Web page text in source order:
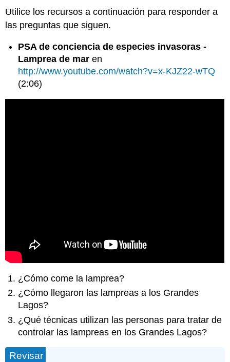
Utilice los recursos a continuación para responder a
las preguntas que siguen.
PSA de conciencia de especies invasoras -
Lamprea de mar en
http://www.youtube.com/watch?v=x-KJZ22-wTQ
(2:06)
¿Cómo come la lamprea?
¿Cómo llegaron las lampreas a los Grandes
Lagos?
¿Qué técnicas utilizan las personas para tratar de
controlar las lampreas en los Grandes Lagos?
Revisar